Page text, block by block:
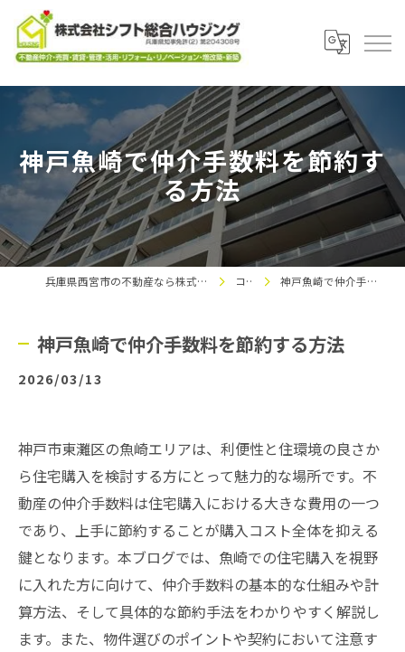
神戸魚崎で仲介手数料を節約す
る方法
兵庫県西宮市の不動産なら株式会社シフト総合ハウジング コラム 神戸魚崎で仲介手数料を節約する方法
神戸魚崎で仲介手数料を節約する方法
2026/03/13
神戸市東灘区の魚崎エリアは、利便性と住環境の良さか
ら住宅購入を検討する方にとって魅力的な場所です。不
動産の仲介手数料は住宅購入における大きな費用の一つ
であり、上手に節約することが購入コスト全体を抑える
鍵となります。本ブログでは、魚崎での住宅購入を視野
に入れた方に向けて、仲介手数料の基本的な仕組みや計
算方法、そして具体的な節約手法をわかりやすく解説し
ます。また、物件選びのポイントや契約において注意す